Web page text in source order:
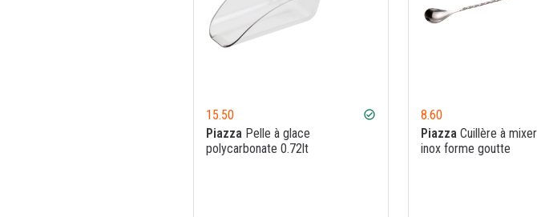
15.50 check_circle
Piazza Pelle à glace
polycarbonate 0.72lt
8.60
PiazzaCuillère à
inox forme goutte